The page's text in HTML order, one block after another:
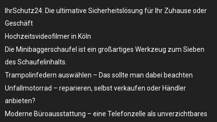
IhrSchutz24: Die ultimative Sicherheitslösung für Ihr Zuhause oder
Geschäft
Hochzeitsvideofilmer in Köln
Die Minibaggerschaufel ist ein großartiges Werkzeug zum Sieben
des Schaufelinhalts.
Trampolinfedern auswählen – Das sollte man dabei beachten
Unfallmotorrad – reparieren, selbst verkaufen oder Händler
anbieten?
Moderne Büroausstattung – eine Telefonzelle als unverzichtbares